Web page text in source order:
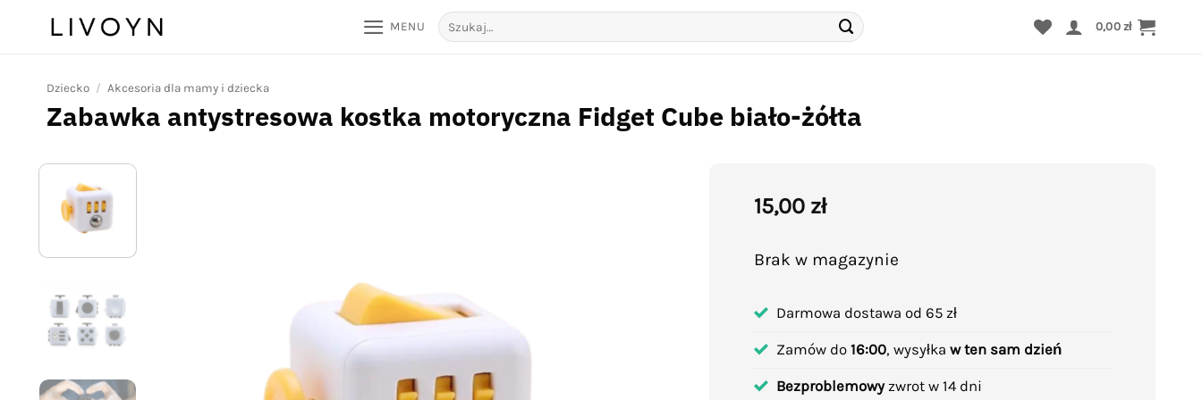
MENU
Szukaj:
0,00zł
Dziecko / Akcesoria dla mamy i dziecka
Zabawka antystresowa kostka motoryczna Fidget Cube biało-żółta
15,00 zł
Brak w magazynie
Darmowa dostawa od 65 zł
Zamów do 16:00, wysyłka w ten sam dzień
Bezproblemowyzwrot w 14 dni